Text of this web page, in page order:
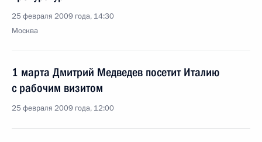
25 февраля 2009 года, 14:30
Москва
1 марта Дмитрий Медведев посетит Италию
с рабочим визитом
25 февраля 2009 года, 12:00